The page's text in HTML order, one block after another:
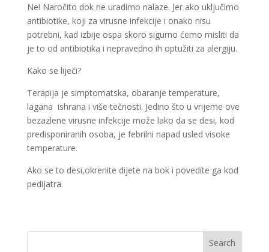
Ne! Naročito dok ne uradimo nalaze. Jer ako uključimo
antibiotike, koji za virusne infekcije i onako nisu
potrebni, kad izbije ospa skoro sigurno ćemo misliti da
je to od antibiotika i nepravedno ih optužiti za alergiju.
Kako se liječi?
Terapija je simptomatska, obaranje temperature,
lagana ishrana i više tečnosti. Jedino što u vrijeme ove
bezazlene virusne infekcije može lako da se desi, kod
predisponiranih osoba, je febrilni napad usled visoke
temperature.
Ako se to desi,okrenite dijete na bok i povedite ga kod
pedijatra.